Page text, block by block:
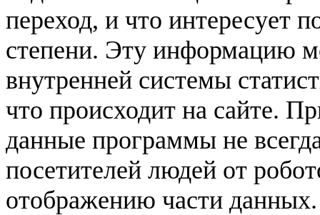
переход, и что интересует
степени. Эту информацию
внутренней системы
что происходит на сайте.
данные программы не
посетителей людей от
отображению части данных.